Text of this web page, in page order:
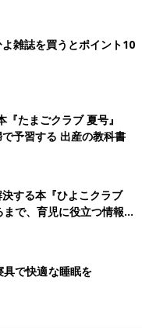
雑誌を買うとポイント10
『たまごクラブ 夏号』
で予習する 出産の教科書
する本『ひよこクラブ
で、育児に役立つ情報が
具で快適な睡眠を